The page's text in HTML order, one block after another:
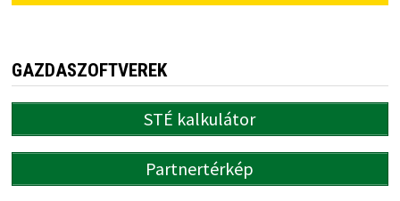
GAZDASZOFTVEREK
STÉ kalkulátor
Partnertérkép